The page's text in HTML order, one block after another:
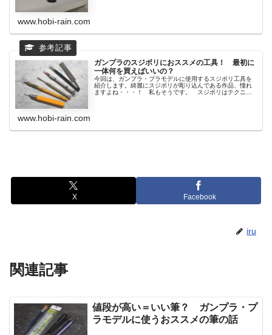
www.hobi-rain.com
ガンプラのスジボリにおススメの工具！ 最初に
一体何を買えばいいの？
今回は、ガンプラ・プラモデルに使用するスジボリ工具を
紹介します。綺麗にスジボリが彫り込んである作品、憧れ
ますよね・・・！ 私もそうです。 スジボリはテクニッ
www.hobi-rain.com
X Facebook
iru
関連記事
値段が高い＝いい筆？ ガンプラ・プ
ラモデルに使うおススメの筆の話